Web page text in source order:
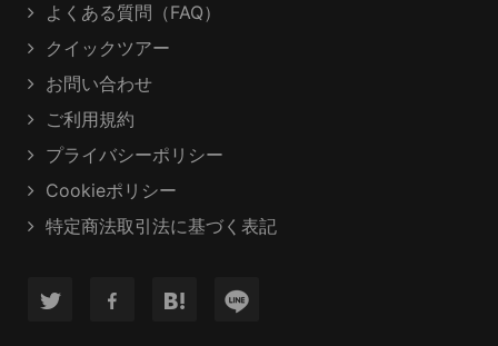
よくある質問（FAQ）
クイックツアー
お問い合わせ
ご利用規約
プライバシーポリシー
Cookieポリシー
特定商法取引法に基づく表記